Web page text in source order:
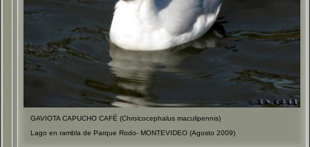
GAVIOTA CAPUCHO CAFÉ (Chroicocephalus maculipennis)
Lago en rambla de Parque Rodo- MONTEVIDEO (Agosto 2009)